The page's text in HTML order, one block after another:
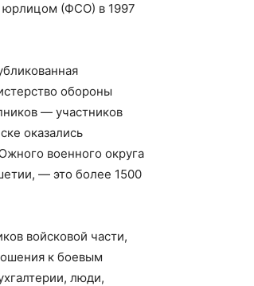
юрлицом (ФСО) в 1997
обороны
— участников
оказались
военного округа
— это более 1500
войсковой части,
к боевым
люди,